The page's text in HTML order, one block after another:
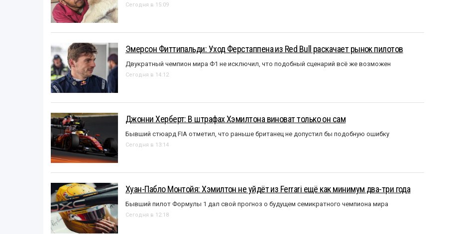
Сегодня в 15:09
Эмерсон Фиттипальди: Уход Ферстаппена из Red Bull раскачает рынок пилотов
Двукратный чемпион мира Ф1 не исключил, что подобный сценарий всё же возможен
Сегодня в 14:12
Джонни Херберт: В штрафах Хэмилтона виноват только он сам
Бывший стюард FIA отметил, что раньше британец не допустил бы подобную ошибку
Сегодня в 13:14
Хуан-Пабло Монтойя: Хэмилтон не уйдёт из Ferrari ещё как минимум два-три года
Бывший пилот Формулы 1 дал свой прогноз о будущем семикратного чемпиона мира
Сегодня в 12:18